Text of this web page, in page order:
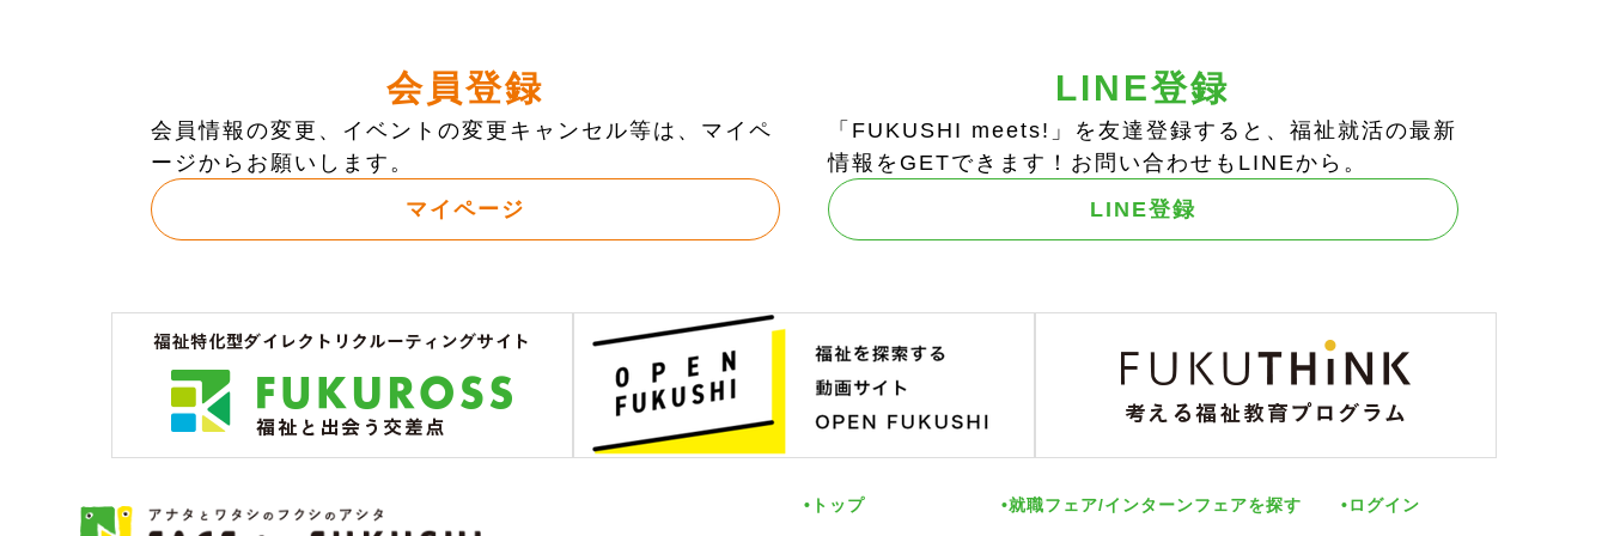
会員登録
会員情報の変更、イベントの変更キャンセル等は、マイペ
ージからお願いします。
マイページ
LINE登録
「FUKUSHI meets!」を友達登録すると、福祉就活の最新
情報をGETできます！お問い合わせもLINEから。
LINE登録
トップ 就職フェア/インターンフェアを探す ログイン